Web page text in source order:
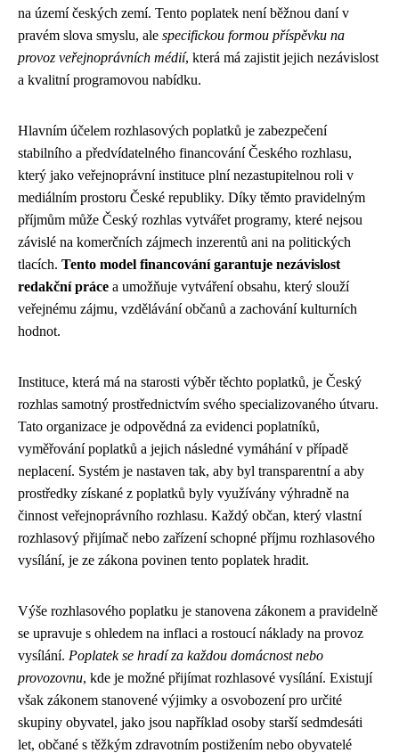
na území českých zemí. Tento poplatek není běžnou daní v
pravém slova smyslu, ale specifickou formou příspěvku na
provoz veřejnoprávních médií, která má zajistit jejich nezávislost
a kvalitní programovou nabídku.
Hlavním účelem rozhlasových poplatků je zabezpečení
stabilního a předvídatelného financování Českého rozhlasu,
který jako veřejnoprávní instituce plní nezastupitelnou roli v
mediálním prostoru České republiky. Díky těmto pravidelným
příjmům může Český rozhlas vytvářet programy, které nejsou
závislé na komerčních zájmech inzerentů ani na politických
tlacích. Tento model financování garantuje nezávislost
redakční práce a umožňuje vytváření obsahu, který slouží
veřejnému zájmu, vzdělávání občanů a zachování kulturních
hodnot.
Instituce, která má na starosti výběr těchto poplatků, je Český
rozhlas samotný prostřednictvím svého specializovaného útvaru.
Tato organizace je odpovědná za evidenci poplatníků,
vyměřování poplatků a jejich následné vymáhání v případě
neplacení. Systém je nastaven tak, aby byl transparentní a aby
prostředky získané z poplatků byly využívány výhradně na
činnost veřejnoprávního rozhlasu. Každý občan, který vlastní
rozhlasový přijímač nebo zařízení schopné příjmu rozhlasového
vysílání, je ze zákona povinen tento poplatek hradit.
Výše rozhlasového poplatku je stanovena zákonem a pravidelně
se upravuje s ohledem na inflaci a rostoucí náklady na provoz
vysílání. Poplatek se hradí za každou domácnost nebo
provozovnu, kde je možné přijímat rozhlasové vysílání. Existují
však zákonem stanovené výjimky a osvobození pro určité
skupiny obyvatel, jako jsou například osoby starší sedmdesáti
let, občané s těžkým zdravotním postižením nebo obyvatelé